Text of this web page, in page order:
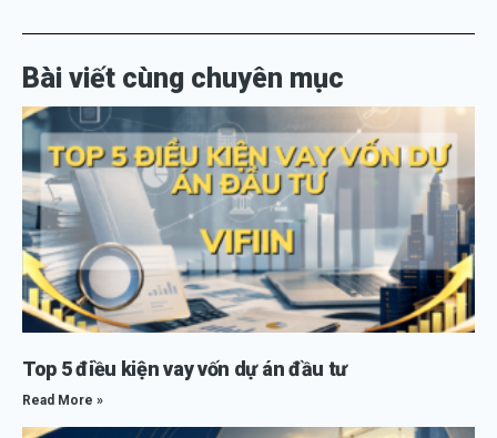
Bài viết cùng chuyên mục
Top 5 điều kiện vay vốn dự án đầu tư
Read More »